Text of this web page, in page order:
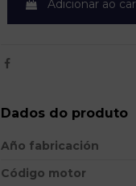
Adicionar ao
Dados do produto
Año fabricación
Código motor